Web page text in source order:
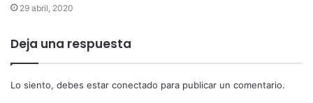
29 abril, 2020
Deja una respuesta
Lo siento, debes estar conectado para publicar un comentario.